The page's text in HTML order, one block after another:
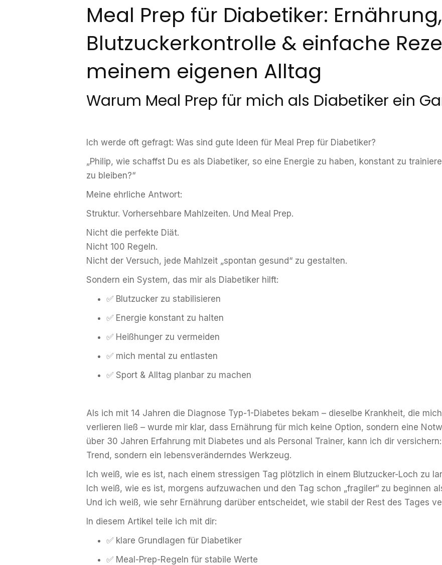
Meal Prep für Diabetiker: Ernährung,
Blutzuckerkontrolle & einfache
meinem eigenen Alltag
Warum Meal Prep für mich als Diabetiker ein
Ich werde oft gefragt: Was sind gute Ideen für Meal Prep für Diabetiker?
„Philip, wie schaffst Du es als Diabetiker, so eine Energie zu haben, konstant zu
zu bleiben?“
Meine ehrliche Antwort:
Struktur. Vorhersehbare Mahlzeiten. Und Meal Prep.
Nicht die perfekte Diät.
Nicht 100 Regeln.
Nicht der Versuch, jede Mahlzeit „spontan gesund“ zu gestalten.
Sondern ein System, das mir als Diabetiker hilft:
✅ Blutzucker zu stabilisieren
✅ Energie konstant zu halten
✅ Heißhunger zu vermeiden
✅ mich mental zu entlasten
✅ Sport & Alltag planbar zu machen
Als ich mit 14 Jahren die Diagnose Typ-1-Diabetes bekam – dieselbe Krankheit, die
verlieren ließ – wurde mir klar, dass Ernährung für mich keine Option, sondern eine
über 30 Jahren Erfahrung mit Diabetes und als Personal Trainer, kann ich dir
Trend, sondern ein lebensveränderndes Werkzeug.
Ich weiß, wie es ist, nach einem stressigen Tag plötzlich in einem Blutzucker-Loch zu
Ich weiß, wie es ist, morgens aufzuwachen und den Tag schon „fragiler“ zu beginnen
Und ich weiß, wie sehr Ernährung darüber entscheidet, wie stabil der Rest des Tages
In diesem Artikel teile ich mit dir:
✅ klare Grundlagen für Diabetiker
✅ Meal-Prep-Regeln für stabile Werte